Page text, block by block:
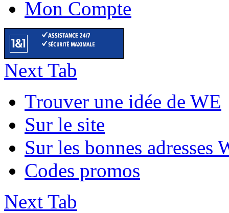
Mon Compte
Next Tab
Trouver une idée de WE
Sur le site
Sur les bonnes adresses
Codes promos
Next Tab